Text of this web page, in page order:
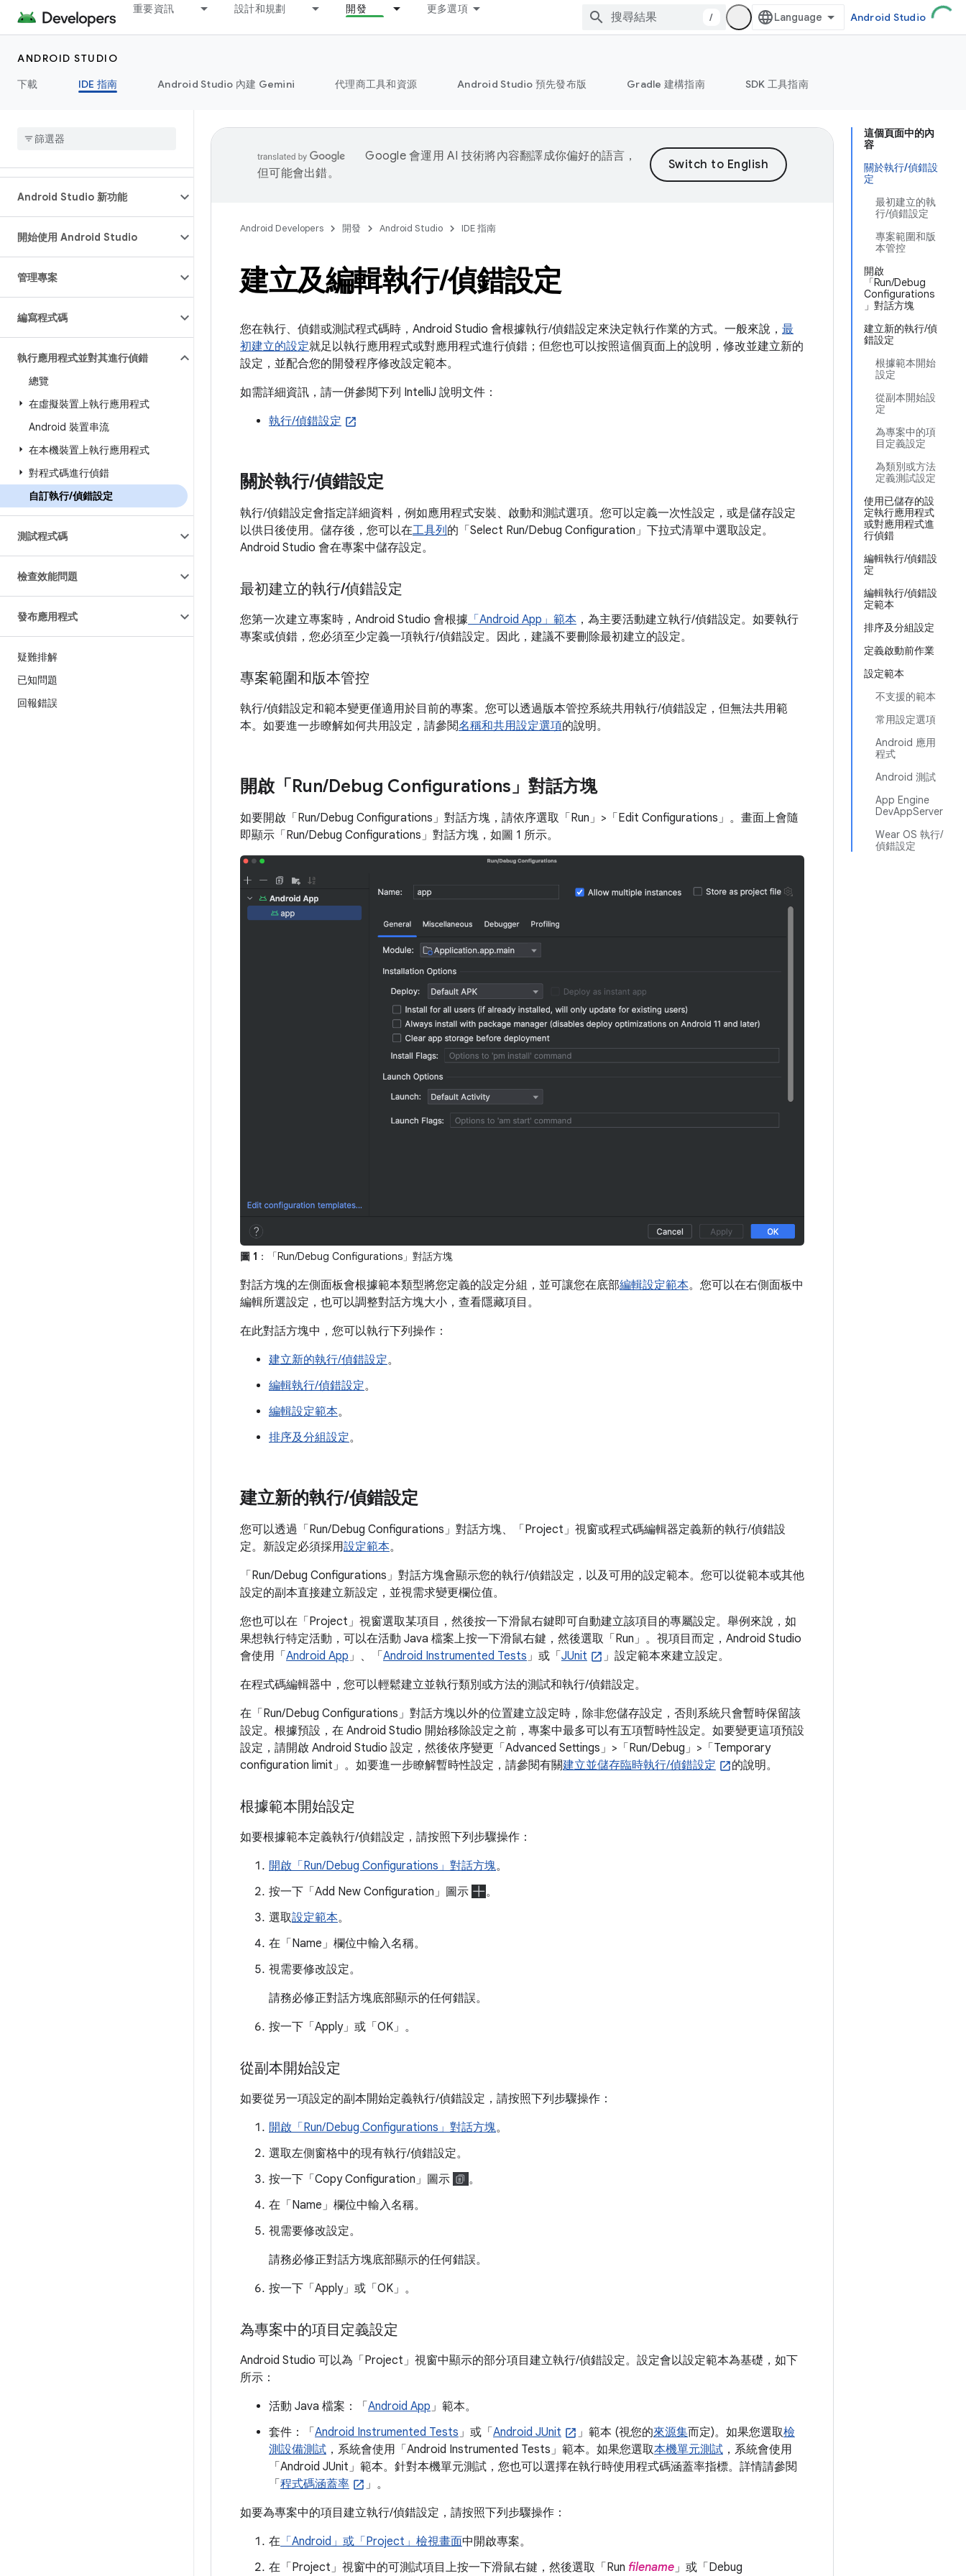
重要資訊 設計和規劃 開發 更多選項
/ Android Studio
ANDROID STUDIO
下載
IDE 指南 Android Studio 內建 Gemini 代理商工具和資源 Android Studio 預先發布版 Gradle 建構指南 SDK 工具指南
Android Studio 新功能
開始使用 Android Studio
管理專案
編寫程式碼
執行應用程式並對其進行偵錯
總覽
在虛擬裝置上執行應用程式
Android 裝置串流
在本機裝置上執行應用程式
對程式碼進行偵錯
自訂執行/偵錯設定
測試程式碼
檢查效能問題
發布應用程式
疑難排解
已知問題
回報錯誤
這個頁面中的內
容
關於執行/偵錯設
定
最初建立的執
行/偵錯設定
專案範圍和版
本管控
開啟
「Run/Debug
Configurations
」對話方塊
建立新的執行/偵
錯設定
根據範本開始
設定
從副本開始設
定
為專案中的項
目定義設定
為類別或方法
定義測試設定
使用已儲存的設
定執行應用程式
或對應用程式進
行偵錯
編輯執行/偵錯設
定
編輯執行/偵錯設
定範本
排序及分組設定
定義啟動前作業
設定範本
不支援的範本
常用設定選項
Android 應用
程式
Android 測試
App Engine
DevAppServer
Wear OS 執行/
偵錯設定
Google 會運用 AI 技術將內容翻譯成你偏好的語言，
但可能會出錯。
Android Developers 開發 Android Studio IDE 指南
建立及編輯執行/偵錯設定
您在執行、偵錯或測試程式碼時，Android Studio 會根據執行/偵錯設定來決定執行作業的方式。一般來說， 最
初建立的設定就足以執行應用程式或對應用程式進行偵錯；但您也可以按照這個頁面上的說明，修改並建立新的
設定，並配合您的開發程序修改設定範本。
如需詳細資訊，請一併參閱下列 IntelliJ 說明文件：
執行/偵錯設定
關於執行/偵錯設定
執行/偵錯設定會指定詳細資料，例如應用程式安裝、啟動和測試選項。您可以定義一次性設定，或是儲存設定
以供日後使用。儲存後，您可以在工具列的「Select Run/Debug Configuration」 下拉式清單中選取設定。
Android Studio 會在專案中儲存設定。
最初建立的執行/偵錯設定
您第一次建立專案時，Android Studio 會根據 「Android App」範本 ，為主要活動建立執行/偵錯設定。如要執行
專案或偵錯，您必須至少定義一項執行/偵錯設定。因此，建議不要刪除最初建立的設定。
專案範圍和版本管控
執行/偵錯設定和範本變更僅適用於目前的專案。您可以透過版本管控系統共用執行/偵錯設定，但無法共用範
本。如要進一步瞭解如何共用設定，請參閱名稱和共用設定選項的說明。
開啟「Run/Debug Configurations」對話方塊
如要開啟「Run/Debug Configurations」對話方塊，請依序選取「Run」 >「Edit Configurations」 。畫面上會隨
即顯示「Run/Debug Configurations」 對話方塊，如圖 1 所示。
圖 1 ：「Run/Debug Configurations」 對話方塊
對話方塊的左側面板會根據範本類型將您定義的設定分組，並可讓您在底部編輯設定範本。您可以在右側面板中
編輯所選設定，也可以調整對話方塊大小，查看隱藏項目。
在此對話方塊中，您可以執行下列操作：
建立新的執行/偵錯設定。
編輯執行/偵錯設定。
編輯設定範本。
排序及分組設定。
建立新的執行/偵錯設定
您可以透過「Run/Debug Configurations」 對話方塊、「Project」 視窗或程式碼編輯器定義新的執行/偵錯設
定。新設定必須採用設定範本。
「Run/Debug Configurations」對話方塊會顯示您的執行/偵錯設定，以及可用的設定範本。您可以從範本或其他
設定的副本直接建立新設定，並視需求變更欄位值。
您也可以在「Project」 視窗選取某項目，然後按一下滑鼠右鍵即可自動建立該項目的專屬設定。舉例來說，如
果想執行特定活動，可以在活動 Java 檔案上按一下滑鼠右鍵，然後選取「Run」 。視項目而定，Android Studio
會使用「 Android App」、「 Android Instrumented Tests」或「 JUnit
」設定範本來建立設定。
在程式碼編輯器中，您可以輕鬆建立並執行類別或方法的測試和執行/偵錯設定。
在「Run/Debug Configurations」 對話方塊以外的位置建立設定時，除非您儲存設定，否則系統只會暫時保留該
設定。根據預設，在 Android Studio 開始移除設定之前，專案中最多可以有五項暫時性設定。如要變更這項預設
設定，請開啟 Android Studio 設定，然後依序變更「Advanced Settings」>「Run/Debug」>「Temporary
configuration limit」 。如要進一步瞭解暫時性設定，請參閱有關建立並儲存臨時執行/偵錯設定 的說明。
根據範本開始設定
如要根據範本定義執行/偵錯設定，請按照下列步驟操作：
開啟「Run/Debug Configurations」對話方塊。
按一下「Add New Configuration」圖示
。
選取設定範本。
在「Name」 欄位中輸入名稱。
視需要修改設定。
請務必修正對話方塊底部顯示的任何錯誤。
按一下「Apply」 或「OK」 。
從副本開始設定
如要從另一項設定的副本開始定義執行/偵錯設定，請按照下列步驟操作：
開啟「Run/Debug Configurations」對話方塊。
選取左側窗格中的現有執行/偵錯設定。
按一下「Copy Configuration」圖示
。
在「Name」 欄位中輸入名稱。
視需要修改設定。
請務必修正對話方塊底部顯示的任何錯誤。
按一下「Apply」 或「OK」 。
為專案中的項目定義設定
Android Studio 可以為「Project」 視窗中顯示的部分項目建立執行/偵錯設定。設定會以設定範本為基礎，如下
所示：
活動 Java 檔案：「 Android App」範本。
套件：「 Android Instrumented Tests」或「 Android JUnit 」範本 (視您的來源集而定)。如果您選取檢
測設備測試 ，系統會使用「Android Instrumented Tests」範本。如果您選取本機單元測試 ，系統會使用
「Android JUnit」範本。針對本機單元測試，您也可以選擇在執行時使用程式碼涵蓋率指標。詳情請參閱
「 程式碼涵蓋率
」。
如要為專案中的項目建立執行/偵錯設定，請按照下列步驟操作：
在 「Android」或「Project」檢視畫面中開啟專案。
在「Project」 視窗中的可測試項目上按一下滑鼠右鍵，然後選取「Run filename」 或「Debug